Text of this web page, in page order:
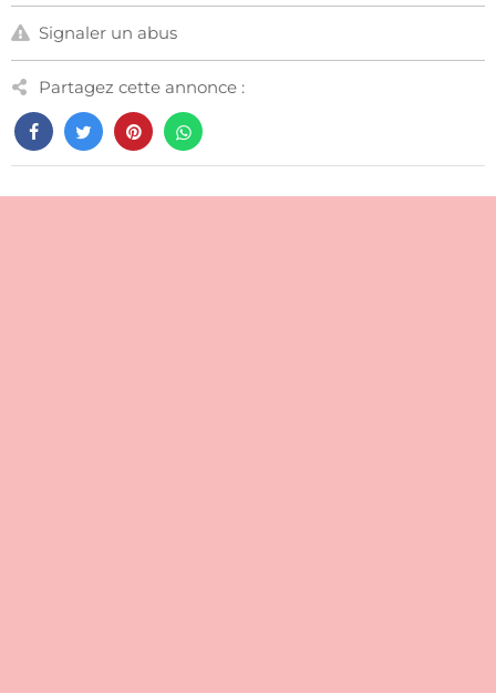
Signaler un abus
Partagez cette annonce :